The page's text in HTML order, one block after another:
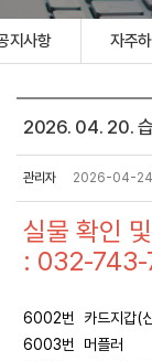
지사항 자주
2026. 04. 20. 습
관리자 2026-04-24
실물 확인
: 032-
6002번 카드지갑(
6003번 머플러